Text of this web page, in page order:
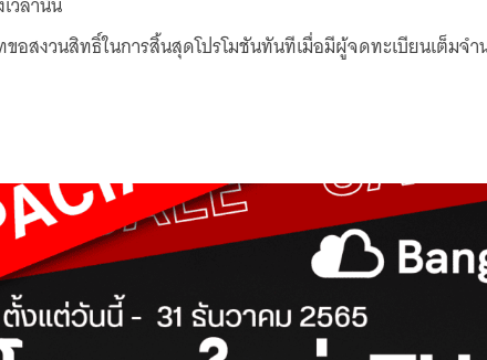
อสงวนสิทธิ์ในการสิ้นสุดโปรโมชันทันทีเมื่อมีผู้จดทะเบียนเต็มจ